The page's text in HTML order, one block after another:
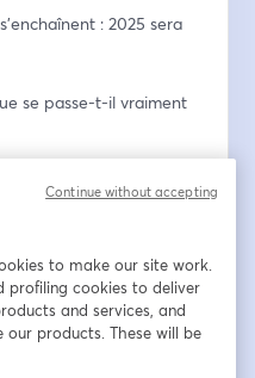
: 2025 sera
se passe-t-il vraiment
et Deep
multi-rôles.
misent à fond sur cette
ces agents sont déjà
to make our site work.
profiling cookies to deliver
and services, and
products. These will be
Continue without accepting